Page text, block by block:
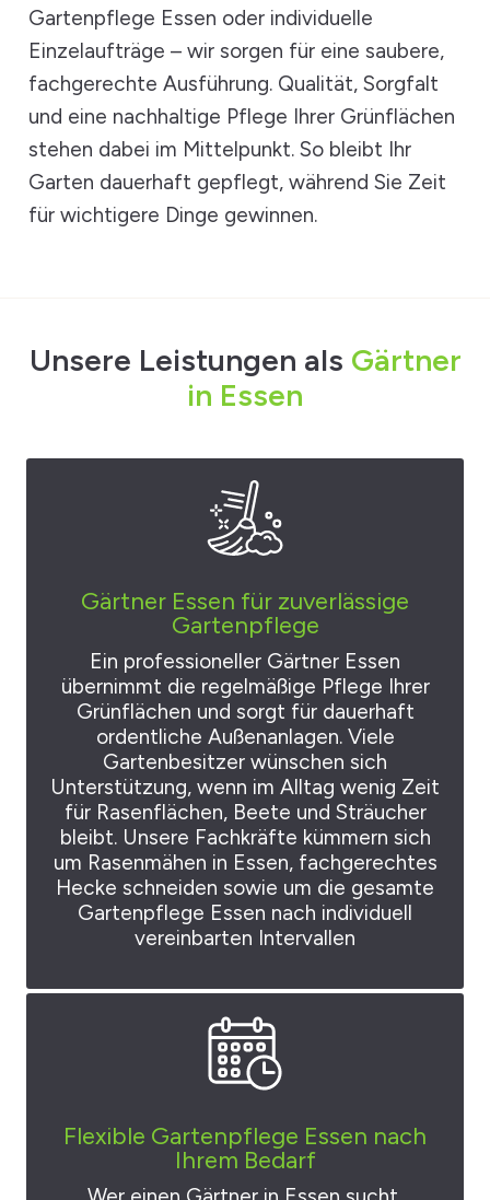
Gartenpflege Essen oder individuelle
Einzelaufträge – wir sorgen für eine saubere,
fachgerechte Ausführung. Qualität, Sorgfalt
und eine nachhaltige Pflege Ihrer Grünflächen
stehen dabei im Mittelpunkt. So bleibt Ihr
Garten dauerhaft gepflegt, während Sie Zeit
für wichtigere Dinge gewinnen.
Unsere Leistungen als Gärtner
in Essen
Gärtner Essen für zuverlässige
Gartenpflege
Ein professioneller Gärtner Essen
übernimmt die regelmäßige Pflege Ihrer
Grünflächen und sorgt für dauerhaft
ordentliche Außenanlagen. Viele
Gartenbesitzer wünschen sich
Unterstützung, wenn im Alltag wenig Zeit
für Rasenflächen, Beete und Sträucher
bleibt. Unsere Fachkräfte kümmern sich
um Rasenmähen in Essen, fachgerechtes
Hecke schneiden sowie um die gesamte
Gartenpflege Essen nach individuell
vereinbarten Intervallen
Flexible Gartenpflege Essen nach
Ihrem Bedarf